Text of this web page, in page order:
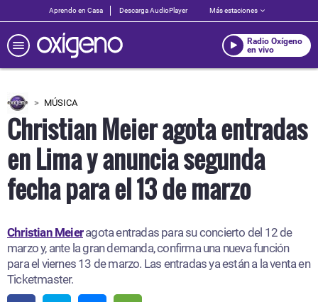
Aprendo en Casa Descarga AudioPlayer Más estaciones
Radio Oxígeno
en vivo
MÚSICA
Christian Meier agota entradas
en Lima y anuncia segunda
fecha para el 13 de marzo
Christian Meier agota entradas para su concierto del 12 de
marzo y, ante la gran demanda, confirma una nueva función
para el viernes 13 de marzo. Las entradas ya están a la venta en
Ticketmaster.